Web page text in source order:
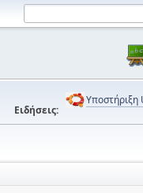
Ειδήσεις:
Υποστήριξη